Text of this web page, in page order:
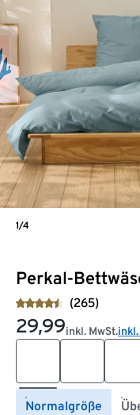
Perkal-
(265)
29,99inkl. MwSt.
Normalgröße
1/4